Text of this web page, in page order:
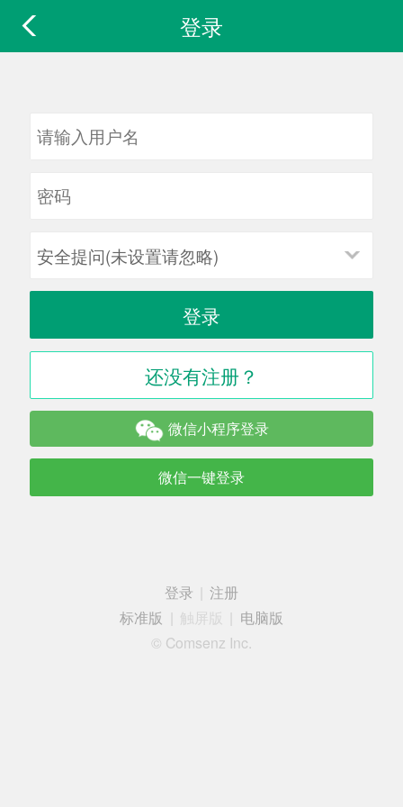
登录
安全提问(未设置请忽略)
登录
还没有注册？
微信小程序登录
微信一键登录
登录
注册
标准版
触屏版
电脑版
© Comsenz Inc.